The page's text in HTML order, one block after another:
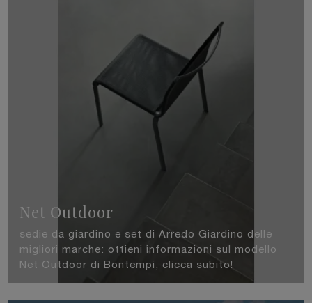
Net Outdoor
sedie da giardino e set di Arredo Giardino delle
migliori marche: ottieni informazioni sul modello
Net Outdoor di Bontempi, clicca subito!